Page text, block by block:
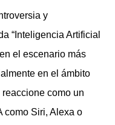
y
“Inteligencia Artificial
el escenario más
en el ámbito
como un
como Siri, Alexa o